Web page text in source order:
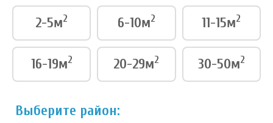
2-5м2 6-10м2 11-15м2
16-19м2 20-29м2 30-50м2
Выберите район: